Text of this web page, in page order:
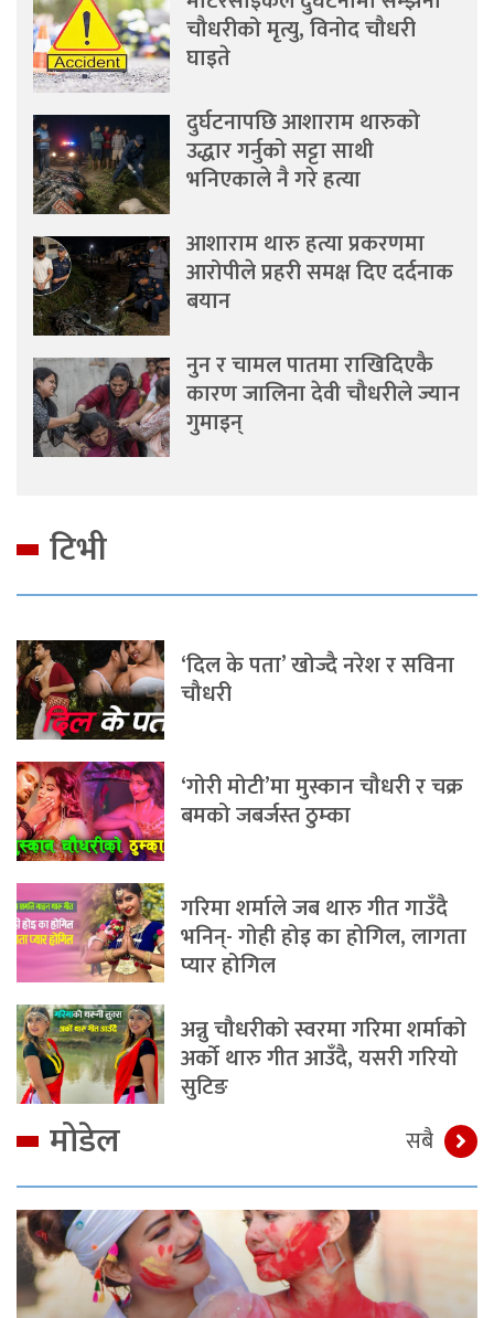
चौधरीको मृत्यु, विनोद चौधरी
घाइते
दुर्घटनापछि आशाराम थारुको
उद्धार गर्नुको सट्टा साथी
भनिएकाले नै गरे हत्या
आशाराम थारु हत्या प्रकरणमा
आरोपीले प्रहरी समक्ष दिए दर्दनाक
बयान
नुन र चामल पातमा राखिदिएकै
कारण जालिना देवी चौधरीले ज्यान
गुमाइन्
टिभी
‘दिल के पता’ खोज्दै नरेश र सविना
चौधरी
‘गोरी मोटी’मा मुस्कान चौधरी र चक्र
बमको जबर्जस्त ठुम्का
गरिमा शर्माले जब थारु गीत गाउँदै
भनिन्- गोही होइ का होगिल, लागता
प्यार होगिल
अन्नु चौधरीको स्वरमा गरिमा शर्माको
अर्को थारु गीत आउँदै, यसरी गरियो
सुटिङ
मोडेल सबै